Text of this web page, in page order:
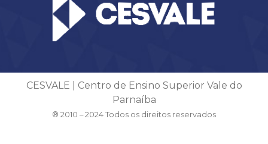
CESVALE | Centro de Ensino Superior Vale do
Parnaíba
® 2010 – 2024 Todos os direitos reservados